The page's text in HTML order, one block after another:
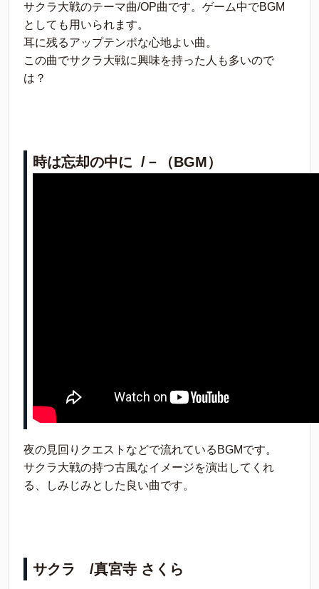
サクラ大戦のテーマ曲/OP曲です。ゲーム中でBGM
としても用いられます。
耳に残るアップテンポな心地よい曲。
この曲でサクラ大戦に興味を持った人も多いので
は？
時は忘却の中に /－（BGM）
夜の見回りクエストなどで流れているBGMです。
サクラ大戦の持つ古風なイメージを演出してくれ
る、しみじみとした良い曲です。
サクラ /真宮寺 さくら